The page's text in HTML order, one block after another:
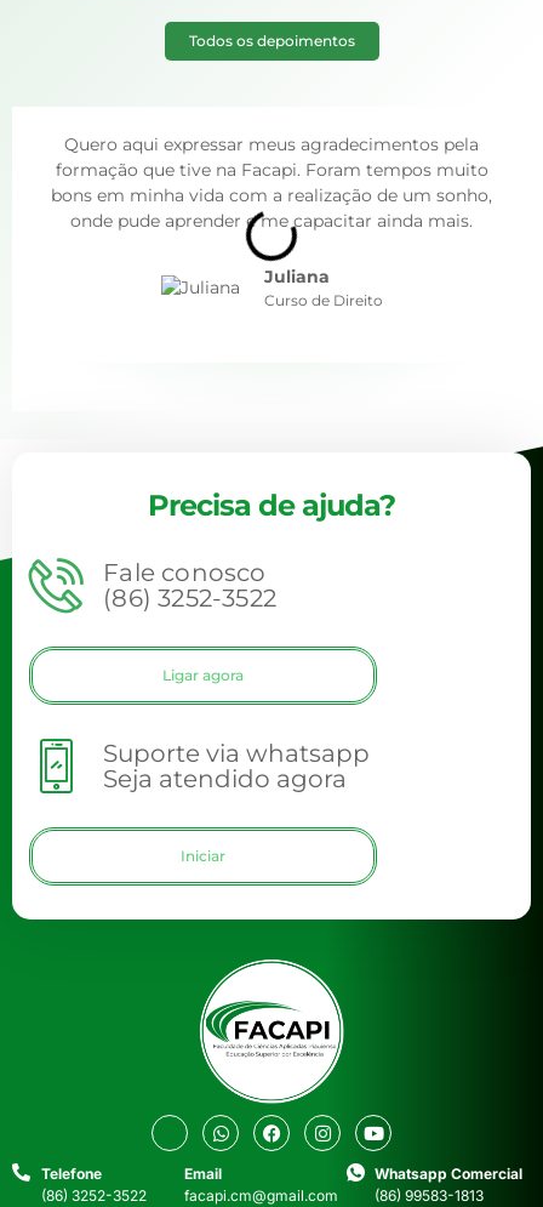
Todos os depoimentos
Quero aqui expressar meus agradecimentos pela
formação que tive na Facapi. Foram tempos muito
bons em minha vida com a realização de um sonho,
onde pude aprender e me capacitar ainda mais.
Juliana
Curso de Direito
Precisa de ajuda?
Fale conosco
(86) 3252-3522
Ligar agora
Suporte via whatsapp
Seja atendido agora
Iniciar
Telefone
(86) 3252-3522
Email
facapi.cm@gmail.com
Whatsapp Comercial
(86) 99583-1813